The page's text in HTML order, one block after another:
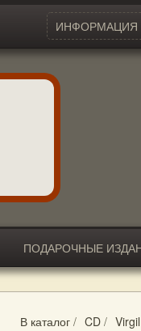
ИНФОРМАЦИЯ
ПОДАРОЧНЫЕ
В каталог / CD /